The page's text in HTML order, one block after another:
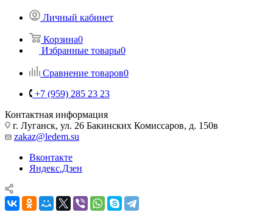
Личный кабинет
Корзина0
Избранные товары0
Сравнение товаров0
+7 (959) 285 23 23
Контактная информация
г. Луганск, ул. 26 Бакинских Комиссаров, д. 150в
zakaz@ledem.su
Вконтакте
Яндекс.Дзен